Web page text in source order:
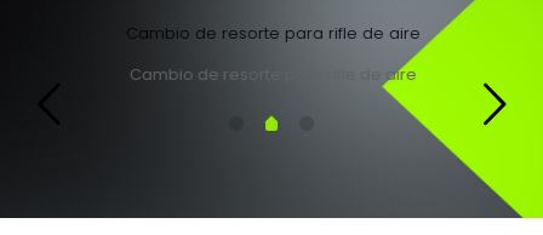
Cambio de resorte para rifle de aire
Cambio de resorte para rifle de aire